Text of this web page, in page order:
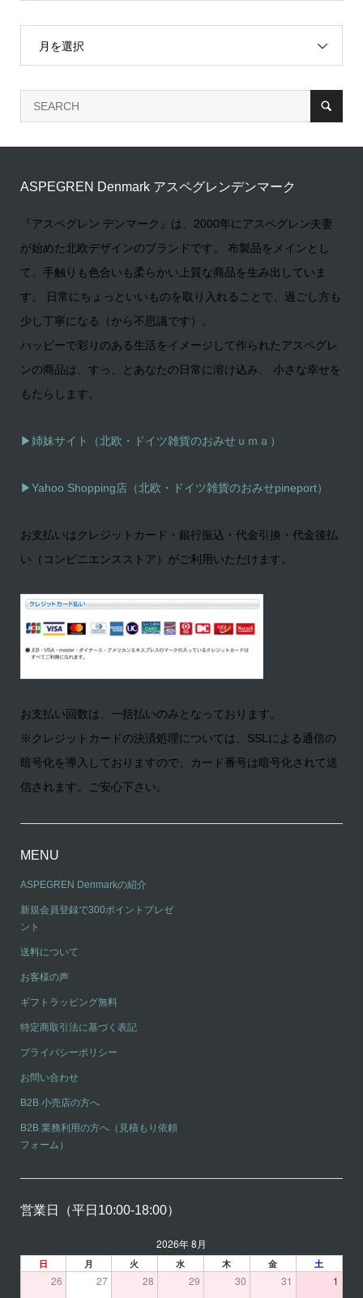
月を選択
ASPEGREN Denmark アスペグレンデンマーク
『アスペグレン デンマーク』は、2000年にアスペグレン夫妻
が始めた北欧デザインのブランドです。 布製品をメインとし
て、手触りも色合いも柔らかい上質な商品を生み出していま
す。 日常にちょっといいものを取り入れることで、過ごし方も
少し丁寧になる（から不思議です）。
ハッピーで彩りのある生活をイメージして作られたアスペグレ
ンの商品は、すっ、とあなたの日常に溶け込み、 小さな幸せを
もたらします。
▶姉妹サイト（北欧・ドイツ雑貨のおみせｕｍａ）
▶Yahoo Shopping店（北欧・ドイツ雑貨のおみせpineport）
お支払いはクレジットカード・銀行振込・代金引換・代金後払
い（コンビニエンスストア）がご利用いただけます。
お支払い回数は、一括払いのみとなっております。
※クレジットカードの決済処理については、SSLによる通信の
暗号化を導入しておりますので、カード番号は暗号化されて送
信されます。ご安心下さい。
MENU
ASPEGREN Denmarkの紹介
新規会員登録で300ポイントプレゼ
ント
送料について
お客様の声
ギフトラッピング無料
特定商取引法に基づく表記
プライバシーポリシー
お問い合わせ
B2B 小売店の方へ
B2B 業務利用の方へ（見積もり依頼
フォーム）
営業日（平日10:00-18:00）
2026年 8月
日 月 火 水 木 金 土
26 27 28 29 30 31 1